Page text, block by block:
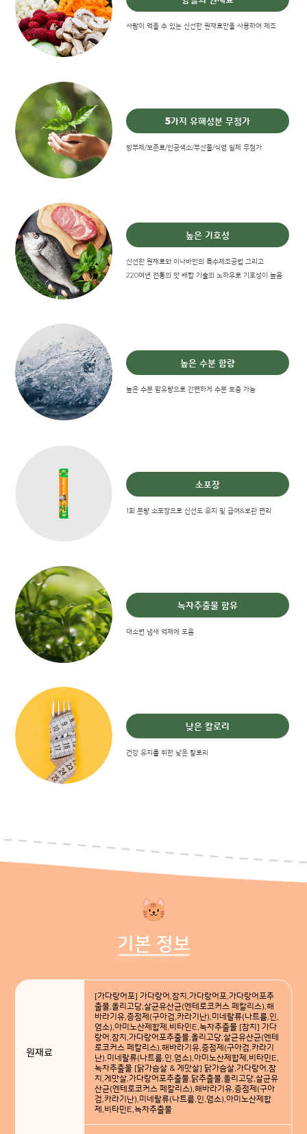
사람이 먹을 수 있는 신선한 원재료만을 사용하여 제조
5가지 유해성분 무첨가
방부제/보존료/인공색소/부산물/식염 일체 무첨가
높은 기호성
신선한 원재료와 이나바만의 특수제조공법 그리고
220여년 전통의 맛 배합 기술의 노하우로 기호성이 높음
높은 수분 함량
높은 수분 함유량으로 간편하게 수분 보충 가능
소포장
1회 분량 소포장으로 신선도 유지 및 급여&보관 편리
녹차추출물 함유
대소변 냄새 억제에 도움
낮은 칼로리
건강 유지를 위한 낮은 칼로리
기본 정보
원재료
[가다랑어포] 가다랑어,참치,가다랑어포,가다랑어포추
출물,올리고당,살균유산균(엔테로코커스 페칼리스),해
바라기유,증점제(구아검,카라기난),미네랄류(나트륨,인,
염소),아미노산제합제,비타민E,녹차추출물 [참치] 가다
랑어,참치,가다랑어포추출물,올리고당,살균유산균(엔테
로코커스 페칼리스),해바라기유,증점제(구아검,카라기
난),미네랄류(나트륨,인,염소),아미노산제합제,비타민E,
녹차추출물 [닭가슴살 & 게맛살] 닭가슴살,가다랑어,참
치,게맛살,가다랑어포추출물,닭추출물,올리고당,살균유
산균(엔테로코커스 페칼리스),해바라기유,증점제(구아
검,카라기난),미네랄류(나트륨,인,염소),아미노산제합
제,비타민E,녹차추출물